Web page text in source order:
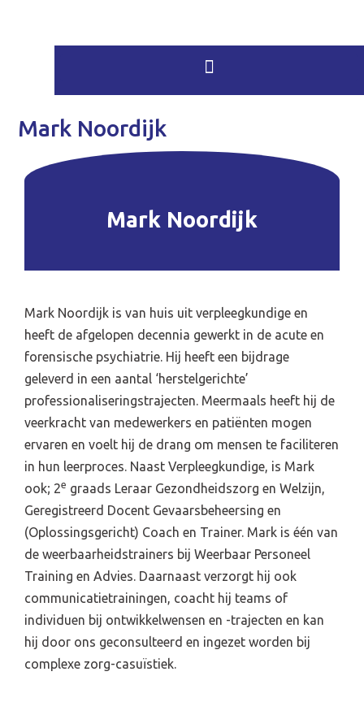
Mark Noordijk
Mark Noordijk
Mark Noordijk is van huis uit verpleegkundige en
heeft de afgelopen decennia gewerkt in de acute en
forensische psychiatrie. Hij heeft een bijdrage
geleverd in een aantal ‘herstelgerichte’
professionaliseringstrajecten. Meermaals heeft hij de
veerkracht van medewerkers en patiënten mogen
ervaren en voelt hij de drang om mensen te faciliteren
in hun leerproces. Naast Verpleegkundige, is Mark
ook; 2e graads Leraar Gezondheidszorg en Welzijn,
Geregistreerd Docent Gevaarsbeheersing en
(Oplossingsgericht) Coach en Trainer. Mark is één van
de weerbaarheidstrainers bij Weerbaar Personeel
Training en Advies. Daarnaast verzorgt hij ook
communicatietrainingen, coacht hij teams of
individuen bij ontwikkelwensen en -trajecten en kan
hij door ons geconsulteerd en ingezet worden bij
complexe zorg-casuïstiek.